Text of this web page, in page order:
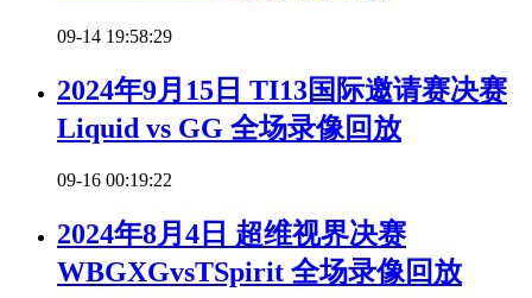
09-14 19:58:29
2024年9月15日 TI13国际邀请赛决赛
Liquid vs GG 全场录像回放
09-16 00:19:22
2024年8月4日 超维视界决赛
WBGXGvsTSpirit 全场录像回放